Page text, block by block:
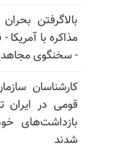
بالا‌گرفتن
مذاکره با
- سخنگوی
کارشناسان
قومی در ایران
بازداشت‌های
شدند